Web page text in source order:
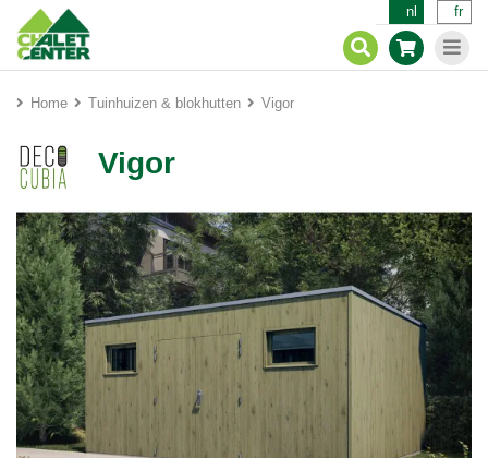
nl fr
Home Tuinhuizen & blokhutten Vigor
Vigor